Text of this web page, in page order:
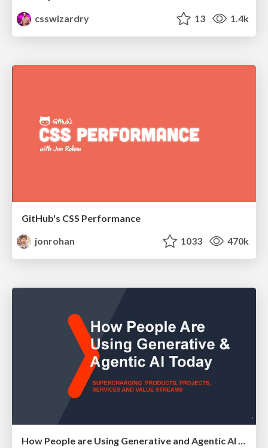
csswizardry
13 1.4k
GitHub's CSS Performance
jonrohan
1033 470k
How People are Using Generative and Agentic AI to Supercharge Their Products, Projects, Services and Value Streams Today